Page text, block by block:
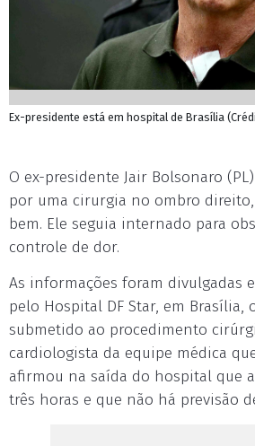
Ex-presidente está em hospital de Brasília
O ex-presidente Jair Bolsonaro
por uma cirurgia no ombro
bem. Ele seguia internado para
controle de dor.
As informações foram divulgadas
pelo Hospital DF Star, em Brasília,
submetido ao procedimento
cardiologista da equipe médica
afirmou na saída do hospital que
três horas e que não há previsão